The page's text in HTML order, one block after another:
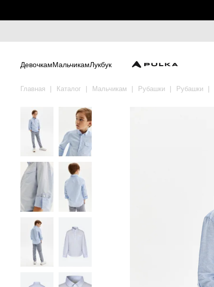
ДевочкамМальчикамЛукбук
Главная Каталог Мальчикам Рубашки Рубашки